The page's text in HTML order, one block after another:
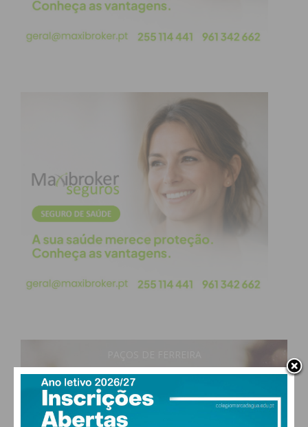
viagens no Comboio de Natal. A locomotiva vai
de novembro e 23 de dezembro.
Município volta a incentivar às compras no
comércio tradicional, através da dinamização de
iniciativas como as Rifas de Natal e o
Concurso Montras de Natal. O “Correio Especial:
Uma Carta do Pai Natal” regressa também nesta
edição. A iniciativa convida as crianças a escreverem
as suas cartas e entregar na Casa da Cultura de
Para a passagem de ano, está reservada uma
sessão de fogo de artifício, no Parque José
anunciar.
Para assinalar o Dia de Reis, a Câmara Municipal de
Paredes promove um concerto da Paredes Big
Band, no dia 3 de janeiro, pelas 21h30, no Parque
17°
89% humidade
vento: 1m/s E